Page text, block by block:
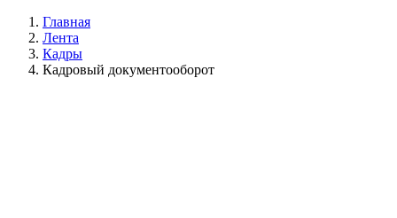
Главная
Лента
Кадры
Кадровый документооборот